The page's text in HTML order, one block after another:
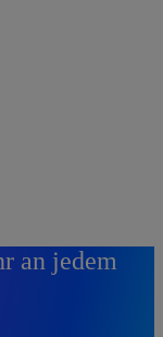
an jedem